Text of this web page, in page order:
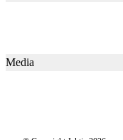
Jaktia Brand Guidelines
Köpvillkor för företagskunder
Media